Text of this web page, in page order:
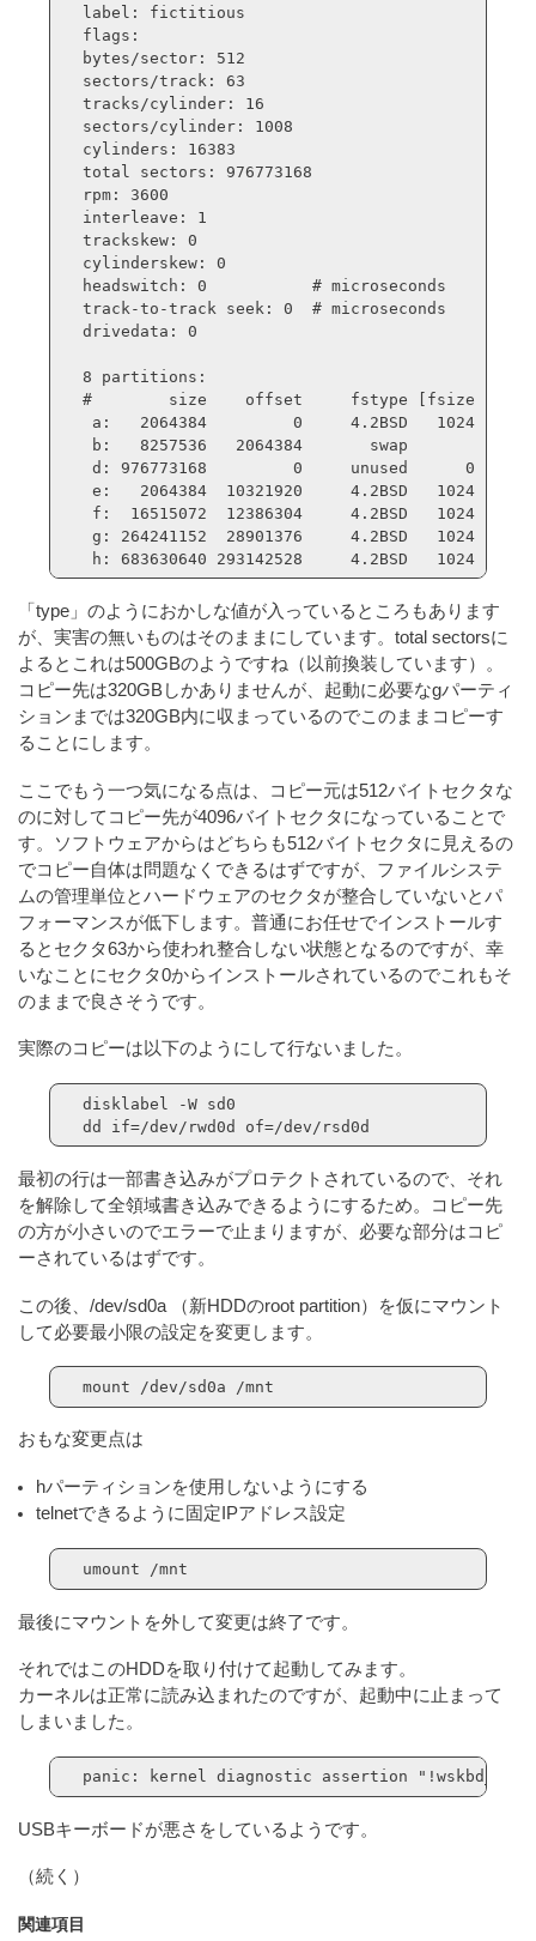
label: fictitious
flags:
bytes/sector: 512
sectors/track: 63
tracks/cylinder: 16
sectors/cylinder: 1008
cylinders: 16383
total sectors: 976773168
rpm: 3600
interleave: 1
trackskew: 0
cylinderskew: 0
headswitch: 0		# microseconds
track-to-track seek: 0	# microseconds
drivedata: 0
8 partitions:
#        size    offset     fstype [fsize bsize
a:   2064384         0     4.2BSD   1024
b:   8257536   2064384       swap
d: 976773168         0     unused      0
e:   2064384  10321920     4.2BSD   1024
f:  16515072  12386304     4.2BSD   1024
g: 264241152  28901376     4.2BSD   1024
「type」のようにおかしな値が入っているところもあります
が、実害の無いものはそのままにしています。total sectorsに
よるとこれは500GBのようですね（以前換装しています）。
コピー先は320GBしかありませんが、起動に必要なgパーティ
ションまでは320GB内に収まっているのでこのままコピーす
ることにします。
ここでもう一つ気になる点は、コピー元は512バイトセクタな
のに対してコピー先が4096バイトセクタになっていることで
す。ソフトウェアからはどちらも512バイトセクタに見えるの
でコピー自体は問題なくできるはずですが、ファイルシステ
ムの管理単位とハードウェアのセクタが整合していないとパ
フォーマンスが低下します。普通にお任せでインストールす
るとセクタ63から使われ整合しない状態となるのですが、幸
いなことにセクタ0からインストールされているのでこれもそ
のままで良さそうです。
実際のコピーは以下のようにして行ないました。
disklabel -W sd0
dd if=/dev/rwd0d of=/dev/rsd0d
最初の行は一部書き込みがプロテクトされているので、それ
を解除して全領域書き込みできるようにするため。コピー先
の方が小さいのでエラーで止まりますが、必要な部分はコピ
ーされているはずです。
この後、/dev/sd0a （新HDDのroot partition）を仮にマウント
して必要最小限の設定を変更します。
mount /dev/sd0a /mnt
おもな変更点は
hパーティションを使用しないようにする
telnetできるように固定IPアドレス設定
umount /mnt
最後にマウントを外して変更は終了です。
それではこのHDDを取り付けて起動してみます。
カーネルは正常に読み込まれたのですが、起動中に止まって
しまいました。
panic: kernel diagnostic assertion
USBキーボードが悪さをしているようです。
（続く）
関連項目